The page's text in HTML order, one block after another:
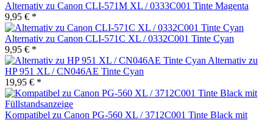
Alternativ zu Canon CLI-571M XL / 0333C001 Tinte Magenta
9,95 € *
Alternativ zu Canon CLI-571C XL / 0332C001 Tinte Cyan
9,95 € *
Alternativ zu
HP 951 XL / CN046AE Tinte Cyan
19,95 € *
Kompatibel zu Canon PG-560 XL / 3712C001 Tinte Black mit